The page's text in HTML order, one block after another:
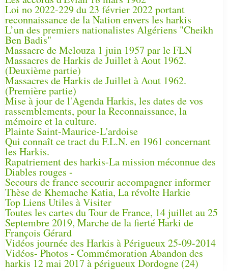
Loi no 2022-229 du 23 février 2022 portant
reconnaissance de la Nation envers les harkis
L’un des premiers nationalistes Algériens "Cheikh
Ben Badis"
Massacre de Melouza 1 juin 1957 par le FLN
Massacres de Harkis de Juillet à Aout 1962.
(Deuxième partie)
Massacres de Harkis de Juillet à Aout 1962.
(Première partie)
Mise à jour de l'Agenda Harkis, les dates de vos
rassemblements, pour la Reconnaissance, la
mémoire et la culture.
Plainte Saint-Maurice-L'ardoise
Qui connaît ce tract du F.L.N. en 1961 concernant
les Harkis.
Rapatriement des harkis-La mission méconnue des
Diables rouges -
Secours de france secourir accompagner informer
Thèse de Khemache Katia, La révolte Harkie
Top Liens Utiles à Visiter
Toutes les cartes du Tour de France, 14 juillet au 25
Septembre 2019, Marche de la fierté Harki de
François Gérard
Vidéos journée des Harkis à Périgueux 25-09-2014
Vidéos- Photos - Commémoration Abandon des
harkis 12 mai 2017 à périgueux Dordogne (24)